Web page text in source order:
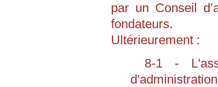
par un Conseil
fondateurs.
Ultérieurement :
8-1 -